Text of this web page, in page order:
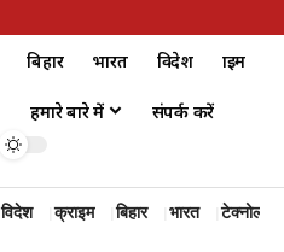
बिहार भारत विदेश क्राइम
हमारे बारे में संपर्क करें
विदेश क्राइम बिहार भारत टेक्नोलॉजी